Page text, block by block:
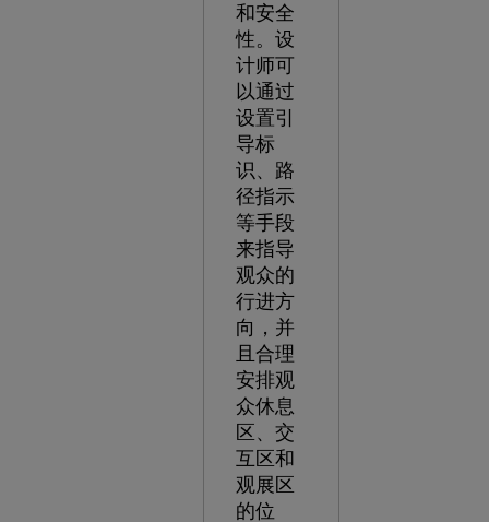
和安全
性。设
计师可
以通过
设置引
导标
识、路
径指示
等手段
来指导
观众的
行进方
向，并
且合理
安排观
众休息
区、交
互区和
观展区
的位